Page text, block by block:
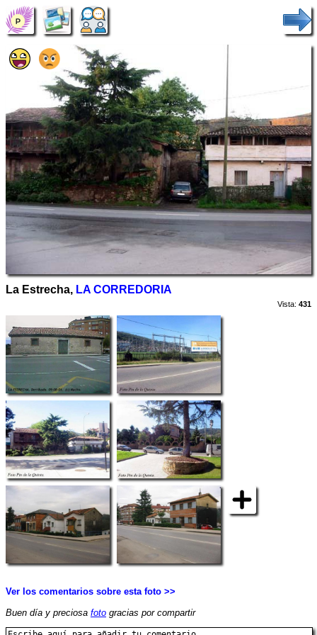
La Estrecha, LA CORREDORIA
Vista: 431
Ver los comentarios sobre esta foto >>
Buen día y preciosa foto gracias por compartir